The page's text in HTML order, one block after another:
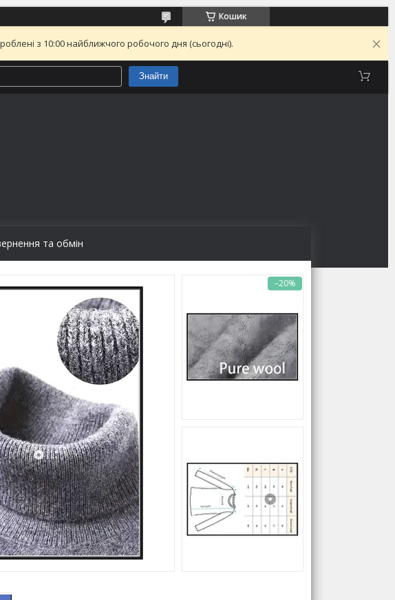
Кошик
з 10:00 найближчого робочого дня (сьогодні).
Знайти
та обмін
–20%